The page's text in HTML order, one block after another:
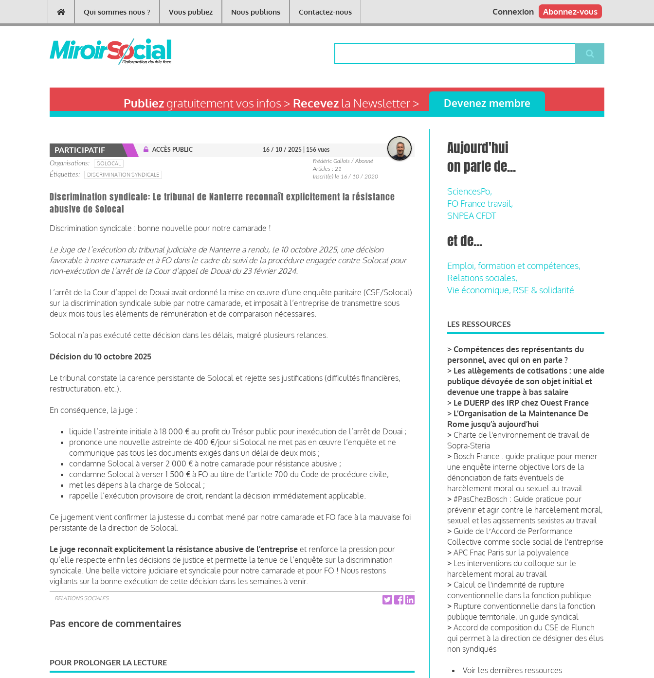
contenu
Main
navigation
Qui sommes nous ? Vous publiez Nous publions Contactez-nous Abonnez-vous
Connexion
Publiezgratuitement vos infos > Recevezla Newsletter > Devenez membre
PARTICIPATIF ACCÈS PUBLIC 16 / 10 / 2025 | 156 vues
Organisations
SOLOCAL
Étiquettes
DISCRIMINATION SYNDICALE
Frédéric Gallois / Abonné
Articles : 21
Inscrit(e) le 16 / 10 / 2020
Discrimination syndicale: Le tribunal de Nanterre reconnaît explicitement la résistance
abusive de Solocal
Discrimination syndicale : bonne nouvelle pour notre camarade !
Le Juge de l’exécution du tribunal judiciaire de Nanterre a rendu, le 10 octobre 2025, une décision
favorable à notre camarade et à FO dans le cadre du suivi de la procédure engagée contre Solocal pour
non-exécution de l’arrêt de la Cour d’appel de Douai du 23 février 2024.
L’arrêt de la Cour d’appel de Douai avait ordonné la mise en œuvre d’une enquête paritaire (CSE/Solocal)
sur la discrimination syndicale subie par notre camarade, et imposait à l’entreprise de transmettre sous
deux mois tous les éléments de rémunération et de comparaison nécessaires.
Solocal n’a pas exécuté cette décision dans les délais, malgré plusieurs relances.
Décision du 10 octobre 2025
Le tribunal constate la carence persistante de Solocal et rejette ses justifications (difficultés financières,
restructuration, etc.).
En conséquence, la juge :
liquide l’astreinte initiale à 18 000 € au profit du Trésor public pour inexécution de l’arrêt de Douai ;
prononce une nouvelle astreinte de 400 €/jour si Solocal ne met pas en œuvre l’enquête et ne
communique pas tous les documents exigés dans un délai de deux mois ;
condamne Solocal à verser 2 000 € à notre camarade pour résistance abusive ;
condamne Solocal à verser 1 500 € à FO au titre de l’article 700 du Code de procédure civile;
met les dépens à la charge de Solocal ;
rappelle l’exécution provisoire de droit, rendant la décision immédiatement applicable.
Ce jugement vient confirmer la justesse du combat mené par notre camarade et FO face à la mauvaise foi
persistante de la direction de Solocal.
Le juge reconnaît explicitement la résistance abusive de l’entreprise et renforce la pression pour
qu’elle respecte enfin les décisions de justice et permette la tenue de l’enquête sur la discrimination
syndicale. Une belle victoire judiciaire et syndicale pour notre camarade et pour FO ! Nous restons
vigilants sur la bonne exécution de cette décision dans les semaines à venir.
RELATIONS SOCIALES
Pas encore de commentaires
POUR PROLONGER LA LECTURE
Aujourd'hui
on parle de...
SciencesPo,
FO France travail,
SNPEA CFDT
et de...
Emploi, formation et compétences,
Relations sociales,
Vie économique, RSE & solidarité
LES RESSOURCES
> Compétences des représentants du
personnel, avec qui on en parle ?
> Les allègements de cotisations : une aide
publique dévoyée de son objet initial et
devenue une trappe à bas salaire
> Le DUERP des IRP chez Ouest France
> L’Organisation de la Maintenance De
Rome jusqu’à aujourd’hui
> Charte de l'environnement de travail de
Sopra-Steria
> Bosch France : guide pratique pour mener
une enquête interne objective lors de la
dénonciation de faits éventuels de
harcèlement moral ou sexuel au travail
> #PasChezBosch : Guide pratique pour
prévenir et agir contre le harcèlement moral,
sexuel et les agissements sexistes au travail
> Guide de lʼAccord de Performance
Collective comme socle social de l'entreprise
> APC Fnac Paris sur la polyvalence
> Les interventions du colloque sur le
harcèlement moral au travail
> Calcul de l'indemnité de rupture
conventionnelle dans la fonction publique
> Rupture conventionnelle dans la fonction
publique territoriale, un guide syndical
> Accord de composition du CSE de Flunch
qui permet à la direction de désigner des élus
non syndiqués
Voir les dernières ressources